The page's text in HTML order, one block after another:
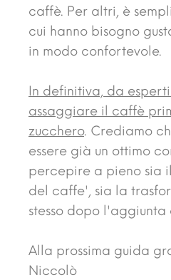
caffè. Per altri, è
cui hanno bisogno
in modo confortevole.
In definitiva, da
assaggiare il caffè
zucchero. Crediamo
essere già un ottimo
percepire a pieno sia
del caffe', sia la
stesso dopo l'aggiunta
Alla prossima guida
Niccolò